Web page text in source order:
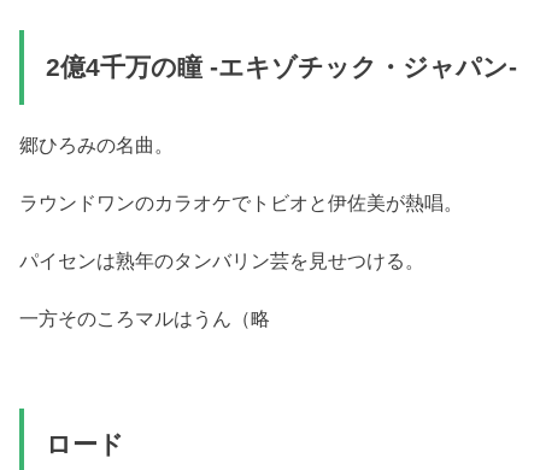
2億4千万の瞳 -エキゾチック・ジャパン-
郷ひろみの名曲。
ラウンドワンのカラオケでトビオと伊佐美が熱唱。
パイセンは熟年のタンバリン芸を見せつける。
一方そのころマルはうん（略
ロード